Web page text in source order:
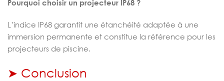
Pourquoi choisir un projecteur IP68 ?
L’indice IP68 garantit une étanchéité adaptée à une
immersion permanente et constitue la référence pour les
projecteurs de piscine.
➤ Conclusion